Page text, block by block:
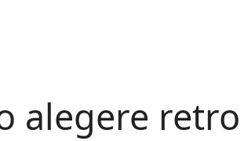
alegere